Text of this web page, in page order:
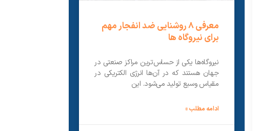
معرفی 8 روشنایی ضد انفجار مهم
برای نیروگاه‌ ها
نیروگاه‌ها یکی از حساس‌ترین مراکز صنعتی در
جهان هستند که در آن‌ها انرژی الکتریکی در
مقیاس وسیع تولید می‌شود. این
ادامه مطلب »